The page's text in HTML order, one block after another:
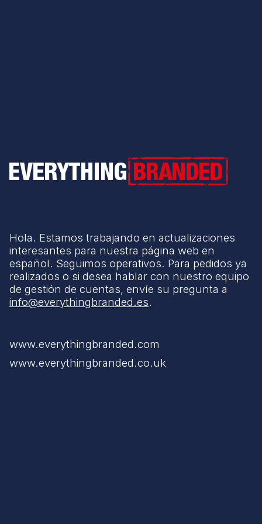
Everything Branded
Hola. Estamos trabajando en actualizaciones
interesantes para nuestra página web en
español. Seguimos operativos. Para pedidos ya
realizados o si desea hablar con nuestro equipo
de gestión de cuentas, envíe su pregunta a
info@everythingbranded.es.
www.everythingbranded.com
www.everythingbranded.co.uk